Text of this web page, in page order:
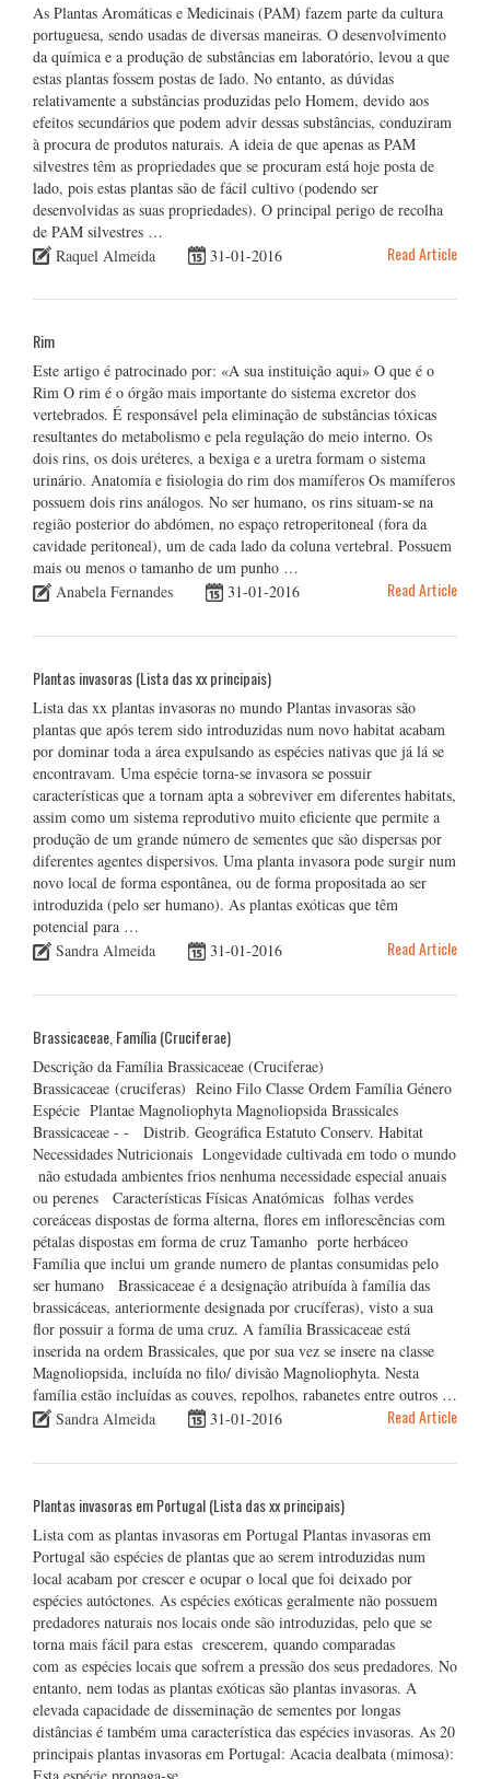
As Plantas Aromáticas e Medicinais (PAM) fazem parte da cultura
portuguesa, sendo usadas de diversas maneiras. O desenvolvimento
da química e a produção de substâncias em laboratório, levou a que
estas plantas fossem postas de lado. No entanto, as dúvidas
relativamente a substâncias produzidas pelo Homem, devido aos
efeitos secundários que podem advir dessas substâncias, conduziram
à procura de produtos naturais. A ideia de que apenas as PAM
silvestres têm as propriedades que se procuram está hoje posta de
lado, pois estas plantas são de fácil cultivo (podendo ser
desenvolvidas as suas propriedades). O principal perigo de recolha
de PAM silvestres …
Raquel Almeida
31-01-2016 Read Article
Rim
Este artigo é patrocinado por: «A sua instituição aqui» O que é o
Rim O rim é o órgão mais importante do sistema excretor dos
vertebrados. É responsável pela eliminação de substâncias tóxicas
resultantes do metabolismo e pela regulação do meio interno. Os
dois rins, os dois uréteres, a bexiga e a uretra formam o sistema
urinário. Anatomia e fisiologia do rim dos mamíferos Os mamíferos
possuem dois rins análogos. No ser humano, os rins situam-se na
região posterior do abdómen, no espaço retroperitoneal (fora da
cavidade peritoneal), um de cada lado da coluna vertebral. Possuem
mais ou menos o tamanho de um punho …
Anabela Fernandes
31-01-2016 Read Article
Plantas invasoras (Lista das xx principais)
Lista das xx plantas invasoras no mundo Plantas invasoras são
plantas que após terem sido introduzidas num novo habitat acabam
por dominar toda a área expulsando as espécies nativas que já lá se
encontravam. Uma espécie torna-se invasora se possuir
características que a tornam apta a sobreviver em diferentes habitats,
assim como um sistema reprodutivo muito eficiente que permite a
produção de um grande número de sementes que são dispersas por
diferentes agentes dispersivos. Uma planta invasora pode surgir num
novo local de forma espontânea, ou de forma propositada ao ser
introduzida (pelo ser humano). As plantas exóticas que têm
potencial para …
Sandra Almeida
31-01-2016 Read Article
Brassicaceae, Família (Cruciferae)
Descrição da Família Brassicaceae (Cruciferae)
Brassicaceae (cruciferas) Reino Filo Classe Ordem Família Género
Espécie Plantae Magnoliophyta Magnoliopsida Brassicales
Brassicaceae - - Distrib. Geográfica Estatuto Conserv. Habitat
Necessidades Nutricionais Longevidade cultivada em todo o mundo
não estudada ambientes frios nenhuma necessidade especial anuais
ou perenes Características Físicas Anatómicas folhas verdes
coreáceas dispostas de forma alterna, flores em inflorescências com
pétalas dispostas em forma de cruz Tamanho porte herbáceo
Família que inclui um grande numero de plantas consumidas pelo
ser humano Brassicaceae é a designação atribuída à família das
brassicáceas, anteriormente designada por crucíferas), visto a sua
flor possuir a forma de uma cruz. A família Brassicaceae está
inserida na ordem Brassicales, que por sua vez se insere na classe
Magnoliopsida, incluída no filo/ divisão Magnoliophyta. Nesta
família estão incluídas as couves, repolhos, rabanetes entre outros …
Sandra Almeida
31-01-2016 Read Article
Plantas invasoras em Portugal (Lista das xx principais)
Lista com as plantas invasoras em Portugal Plantas invasoras em
Portugal são espécies de plantas que ao serem introduzidas num
local acabam por crescer e ocupar o local que foi deixado por
espécies autóctones. As espécies exóticas geralmente não possuem
predadores naturais nos locais onde são introduzidas, pelo que se
torna mais fácil para estas crescerem, quando comparadas
com as espécies locais que sofrem a pressão dos seus predadores. No
entanto, nem todas as plantas exóticas são plantas invasoras. A
elevada capacidade de disseminação de sementes por longas
distâncias é também uma característica das espécies invasoras. As 20
principais plantas invasoras em Portugal: Acacia dealbata (mimosa):